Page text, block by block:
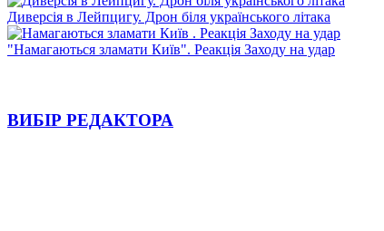
Диверсія в Лейпцигу. Дрон біля українського літака
"Намагаються зламати Київ". Реакція Заходу на удар
ВИБІР РЕДАКТОРА